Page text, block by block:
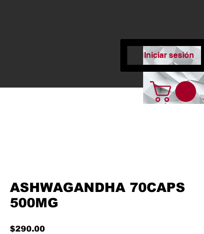
Iniciar sesión
ASHWAGANDHA 70CAPS
500MG
$290.00